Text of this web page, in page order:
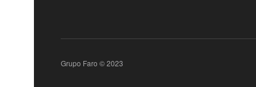
Grupo Faro © 2023